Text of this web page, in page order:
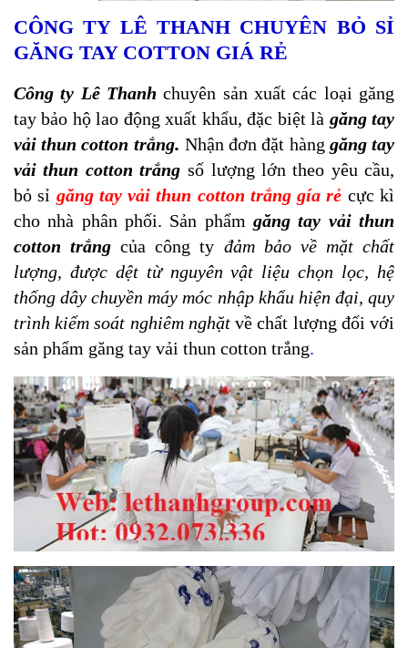
CÔNG TY LÊ THANH CHUYÊN BỎ SỈ
GĂNG TAY COTTON GIÁ RẺ
Công ty Lê Thanh chuyên sản xuất các loại găng
tay bảo hộ lao động xuất khẩu, đặc biệt là găng tay
vải thun cotton trắng. Nhận đơn đặt hàng găng tay
vải thun cotton trắng số lượng lớn theo yêu cầu,
bỏ sỉ găng tay vải thun cotton trắng gía rẻ cực kì
cho nhà phân phối. Sản phẩm găng tay vải thun
cotton trắng của công ty đảm bảo về mặt chất
lượng, được dệt từ nguyên vật liệu chọn lọc, hệ
thống dây chuyền máy móc nhập khẩu hiện đại, quy
trình kiểm soát nghiêm nghặtvề chất lượng đối với
sản phẩm găng tay vải thun cotton trắng.